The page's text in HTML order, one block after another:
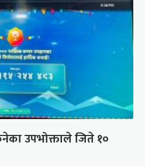
उपभोक्ताले जिते १०